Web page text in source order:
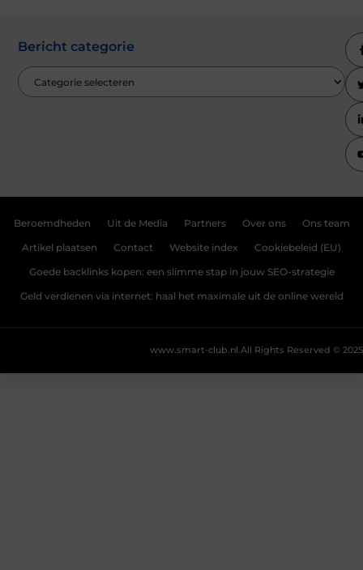
Bericht categorie
Beroemdheden Uit de Media Partners Over ons Ons team
Artikel plaatsen Contact Website index Cookiebeleid (EU)
Goede backlinks kopen: een slimme stap in jouw SEO-strategie
Geld verdienen via internet: haal het maximale uit de online wereld
All Rights Reserved © 2025
www.smart-club.nl.